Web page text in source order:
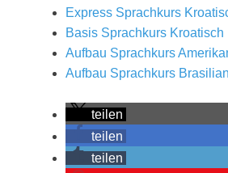
Express Sprachkurs
Basis Sprachkurs Kroatisch
Aufbau Sprachkurs
Aufbau Sprachkurs
teilen
teilen
teilen